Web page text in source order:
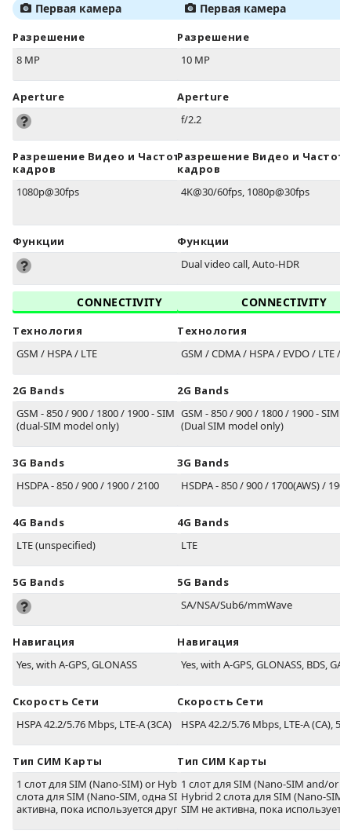
Первая камера
Разрешение
8 MP
Aperture
Разрешение Видео и Частота
кадров
1080p@30fps
Функции
CONNECTIVITY
Технология
GSM / HSPA / LTE
2G Bands
GSM - 850 / 900 / 1800 / 1900 - SIM 1 & SIM 2
(dual-SIM model only)
3G Bands
HSDPA - 850 / 900 / 1900 / 2100
4G Bands
LTE (unspecified)
5G Bands
Навигация
Yes, with A-GPS, GLONASS
Скорость Сети
HSPA 42.2/5.76 Mbps, LTE-A (3CA)
Тип СИМ Карты
1 слот для SIM (Nano-SIM) or Hybrid 2
слота для SIM (Nano-SIM, одна SIM не
активна, пока используется другая)
Первая камера
Разрешение
10 MP
Aperture
f/2.2
Разрешение Видео и Частота
кадров
4K@30/60fps, 1080p@30fps
Функции
Dual video call, Auto-HDR
CONNECTIVITY
Технология
GSM / CDMA / HSPA / EVDO / LTE /
2G Bands
GSM - 850 / 900 / 1800 / 1900 - SIM 1
(Dual SIM model only)
3G Bands
HSDPA - 850 / 900 / 1700(AWS) /
4G Bands
LTE
5G Bands
SA/NSA/Sub6/mmWave
Навигация
Yes, with A-GPS, GLONASS, BDS,
Скорость Сети
HSPA 42.2/5.76 Mbps, LTE-A (CA), 5G
Тип СИМ Карты
1 слот для SIM (Nano-SIM and/or
Hybrid 2 слота для SIM (Nano-SIM,
SIM не активна, пока